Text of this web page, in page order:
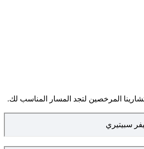
المرخصين لتجد المسار المناسب لك.